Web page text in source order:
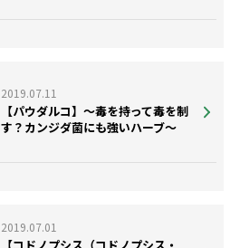
2019.07.11
【パウダルコ】～毒を持って毒を制
す？カンジダ菌にも強いハーブ～
2019.07.01